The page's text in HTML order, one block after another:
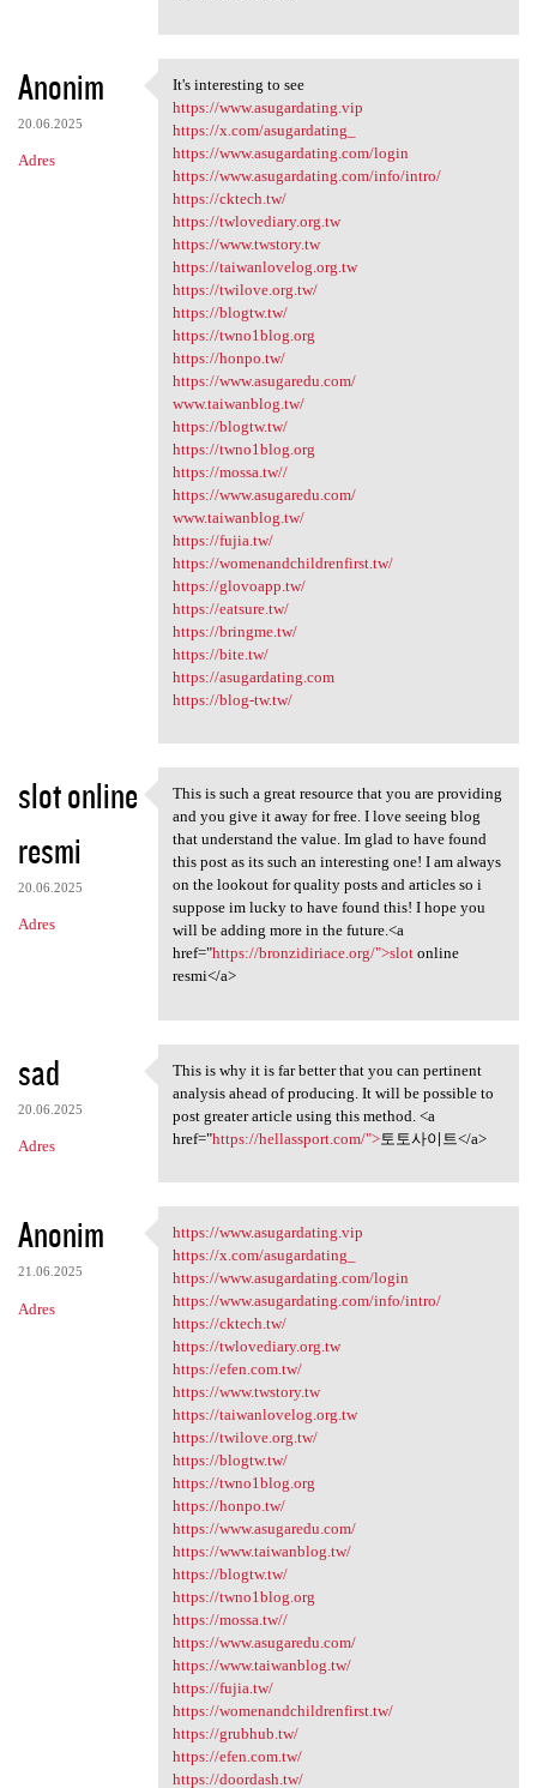
Anonim
20.06.2025
Adres
It's interesting to see
It's interesting to see
https://www.asugardating.vip
https://x.com/asugardating_
https://www.asugardating.com/login
https://www.asugardating.com/info/intro/
https://cktech.tw/
https://twlovediary.org.tw
https://www.twstory.tw
https://taiwanlovelog.org.tw
https://twilove.org.tw/
https://blogtw.tw/
https://twno1blog.org
https://honpo.tw/
https://www.asugaredu.com/
www.taiwanblog.tw/
https://blogtw.tw/
https://twno1blog.org
https://mossa.tw//
https://www.asugaredu.com/
www.taiwanblog.tw/
https://fujia.tw/
https://womenandchildrenfirst.tw/
https://glovoapp.tw/
https://eatsure.tw/
https://bringme.tw/
https://bite.tw/
https://asugardating.com
https://blog-tw.tw/
slot online
resmi
20.06.2025
Adres
This is such a great resource
This is such a great resource that you are providing
and you give it away for free. I love seeing blog
that understand the value. Im glad to have found
this post as its such an interesting one! I am always
on the lookout for quality posts and articles so i
suppose im lucky to have found this! I hope you
will be adding more in the future.<a
href="https://bronzidiriace.org/">slotonline
resmi</a>
sad
20.06.2025
Adres
This is why it is far better
This is why it is far better that you can pertinent
analysis ahead of producing. It will be possible to
post greater article using this method. <a
href="https://hellassport.com/">토토사이트</a>
Anonim
21.06.2025
Adres
https://www.asugardating.vip
https://www.asugardating.vip
https://x.com/asugardating_
https://www.asugardating.com/login
https://www.asugardating.com/info/intro/
https://cktech.tw/
https://twlovediary.org.tw
https://efen.com.tw/
https://www.twstory.tw
https://taiwanlovelog.org.tw
https://twilove.org.tw/
https://blogtw.tw/
https://twno1blog.org
https://honpo.tw/
https://www.asugaredu.com/
https://www.taiwanblog.tw/
https://blogtw.tw/
https://twno1blog.org
https://mossa.tw//
https://www.asugaredu.com/
https://www.taiwanblog.tw/
https://fujia.tw/
https://womenandchildrenfirst.tw/
https://grubhub.tw/
https://efen.com.tw/
https://doordash.tw/